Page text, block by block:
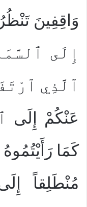
وَاقِفِينَ
إِلَى
ٱلَّذِي
عَنْكُمْ إِلَى
كَمَا رَأَيْتُمُوهُ
مُنْطَلِقاً